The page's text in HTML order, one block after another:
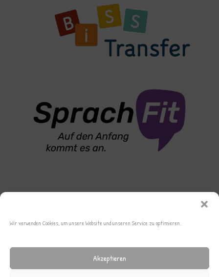
Wir verwenden Cookies, um unsere Website und unseren Service zu optimieren.
Akzeptieren